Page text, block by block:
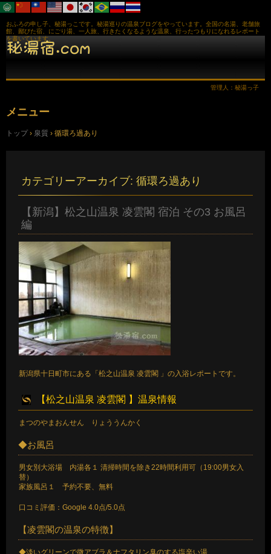
おふろの申し子、秘湯っこです。秘湯巡りの温泉ブログをやっています。全国の名湯、老舗旅
館、鄙びた宿、にごり湯、一人旅、行きたくなるような温泉、行ったつもりになれるレポート
を書いています。
管理人：秘湯っ子
メニュー
ン
トップ › 泉質 › 循環ろ過あり
カテゴリーアーカイブ: 循環ろ過あり
【新潟】松之山温泉 凌雲閣 宿泊 その3 お風呂
編
新潟県十日町市にある「松之山温泉 凌雲閣 」の入浴レポートです。
【松之山温泉 凌雲閣 】温泉情報
まつのやまおんせん りょううんかく
◆お風呂
男女別大浴場 内湯各１ 清掃時間を除き22時間利用可（19:00男女入
替）
家族風呂１ 予約不要、無料
口コミ評価：Google 4.0点/5.0点
【凌雲閣の温泉の特徴】
◆淡いグリーンで微アブラ＆ナフタリン臭のする塩辛い湯